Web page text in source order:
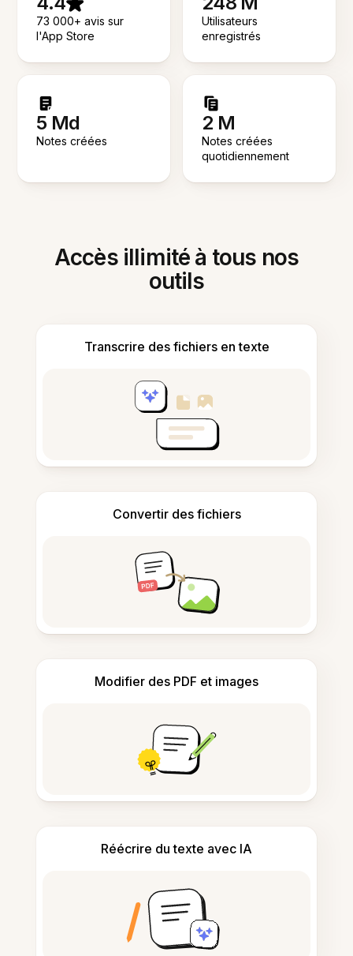
73 000+ avis sur
l'App Store
Utilisateurs
enregistrés
5 Md
Notes créées
2 M
Notes créées
quotidiennement
Accès illimité à tous nos
outils
Transcrire des fichiers en texte
Convertir des fichiers
Modifier des PDF et images
Réécrire du texte avec IA